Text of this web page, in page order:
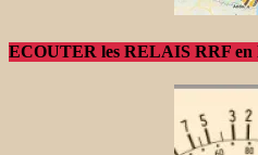
ECOUTER les RELAIS RRF en